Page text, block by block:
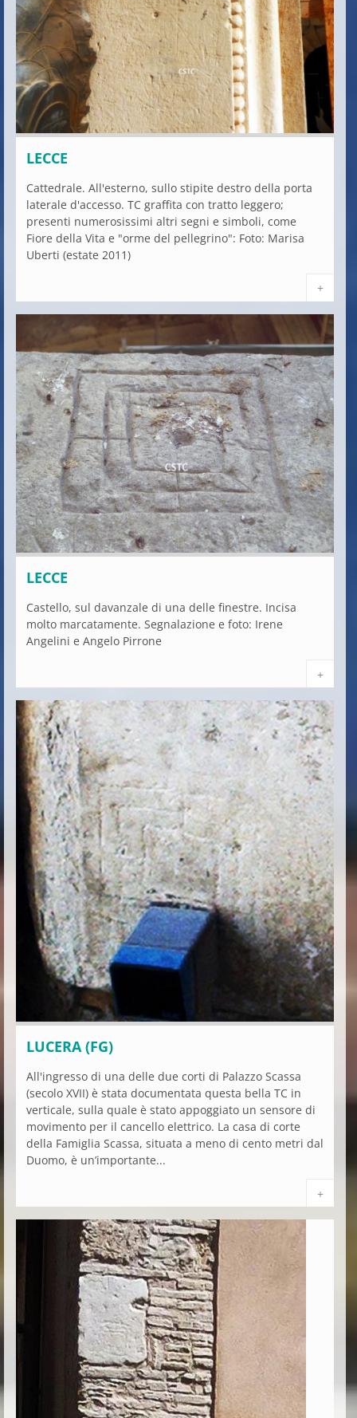
LECCE
Cattedrale. All'esterno, sullo stipite destro della porta
laterale d'accesso. TC graffita con tratto leggero;
presenti numerosissimi altri segni e simboli, come
Fiore della Vita e "orme del pellegrino": Foto: Marisa
Uberti (estate 2011)
+
LECCE
Castello, sul davanzale di una delle finestre. Incisa
molto marcatamente. Segnalazione e foto: Irene
Angelini e Angelo Pirrone
+
LUCERA (FG)
All'ingresso di una delle due corti di Palazzo Scassa
(secolo XVII) è stata documentata questa bella TC in
verticale, sulla quale è stato appoggiato un sensore di
movimento per il cancello elettrico. La casa di corte
della Famiglia Scassa, situata a meno di cento metri dal
Duomo, è un’importante...
+